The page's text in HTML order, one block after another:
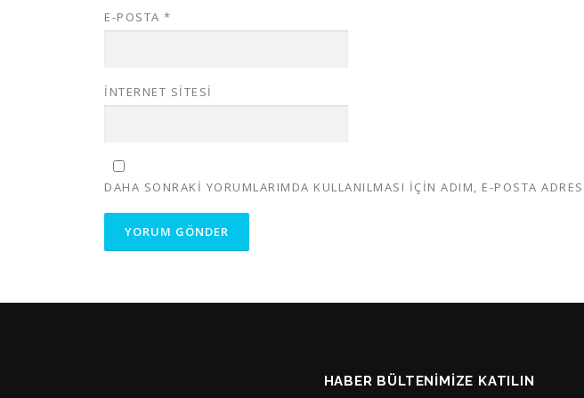
E-POSTA *
İNTERNET SITESI
DAHA SONRAKI YORUMLARIMDA KULLANILMASI IÇIN ADIM, E-POSTA
HABER BÜLTENIMIZE KATILIN